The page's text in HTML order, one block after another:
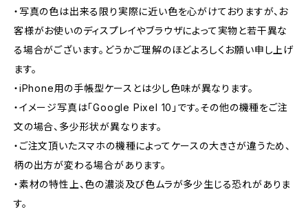
・写真の色は出来る限り実際に近い色を心がけておりますが、お
客様がお使いのディスプレイやブラウザによって実物と若干異な
る場合がございます。どうかご理解のほどよろしくお願い申し上げ
ます。
・iPhone用の手帳型ケースとは少し色味が異なります。
・イメージ写真は「Google Pixel 10」です。その他の機種をご注
文の場合、多少形状が異なります。
・ご注文頂いたスマホの機種によってケースの大きさが違うため、
柄の出方が変わる場合があります。
・素材の特性上、色の濃淡及び色ムラが多少生じる恐れがありま
す。